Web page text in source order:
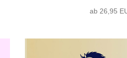
ab 26,95